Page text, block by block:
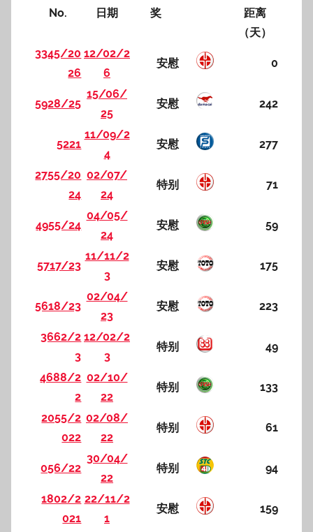
No.
日期 奖
距离
（天）
3345/20
26
12/02/2
6
安慰 0
5928/25
15/06/
25
安慰 242
5221
11/09/2
4
安慰 277
2755/20
24
02/07/
24
特别 71
4955/24
04/05/
24
安慰 59
5717/23
11/11/2
3
安慰 175
5618/23
02/04/
23
安慰 223
3662/2
3
12/02/2
3
特别 49
4688/2
2
02/10/
22
特别 133
2055/2
022
02/08/
22
特别 61
056/22
30/04/
22
特别 94
1802/2
021
22/11/2
1
安慰 159